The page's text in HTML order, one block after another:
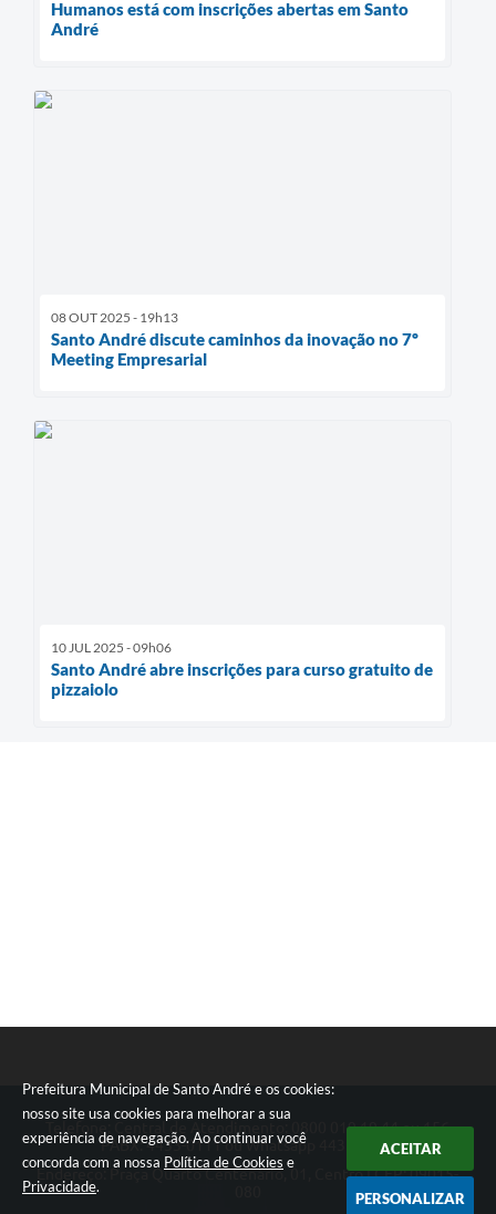
Prefeitura Municipal de Santo André e os cookies:
nosso site usa cookies para melhorar a sua
experiência de navegação. Ao continuar você
concorda com a nossa Política de Cookies e
Privacidade.
ACEITAR
PERSONALIZAR
Humanos está com inscrições abertas em Santo
André
08 OUT 2025 - 19h13
Santo André discute caminhos da inovação no 7º
Meeting Empresarial
10 JUL 2025 - 09h06
Santo André abre inscrições para curso gratuito de
pizzaiolo
Telefone: Central de Atendimento: 0800 019 19 44 ou 156
PABX: 4433-0111 ou Whatsapp 4433-0123
Endereço: Praça Quarto Centenário, 01, Centro | CEP: 09015-